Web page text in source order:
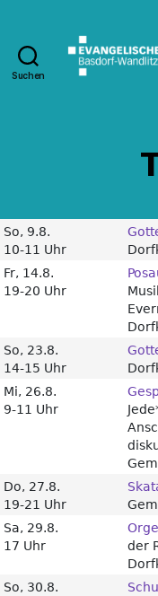
Suchen